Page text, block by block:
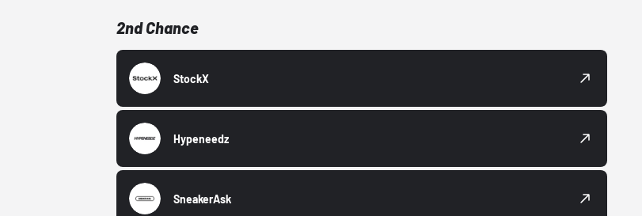
2nd Chance
StockX
Hypeneedz
SneakerAsk